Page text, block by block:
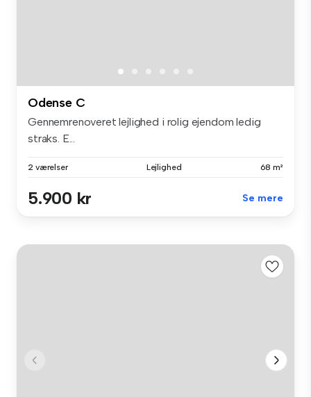
Odense C
Gennemrenoveret lejlighed i rolig ejendom ledig
straks. E...
2 værelser Lejlighed 68 m²
5.900 kr Se mere